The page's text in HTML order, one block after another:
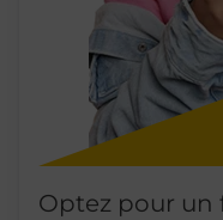
Optez pour un